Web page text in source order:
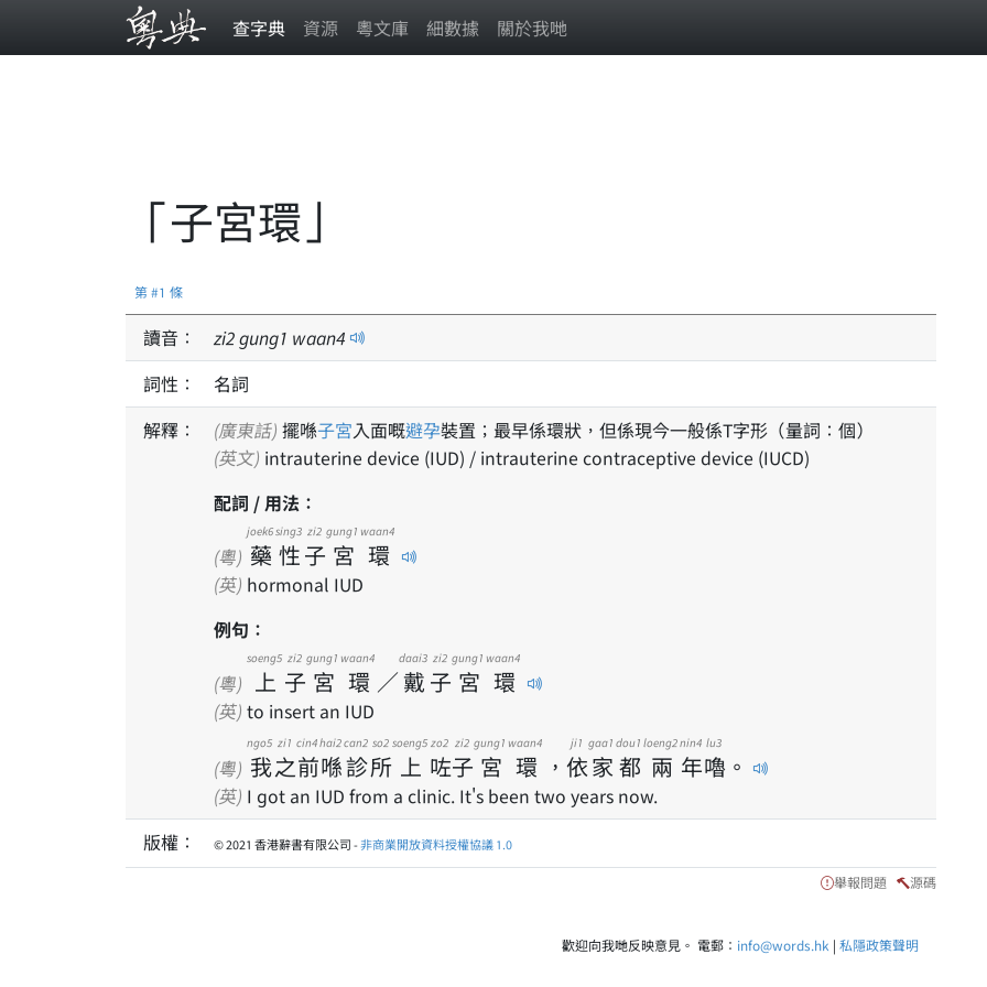
查字典 資源 粵文庫 細數據 關於我哋
「子宮環」
第 #1 條
讀音： zi2gung1 waan4
詞性：
名詞
解釋：
(廣東話) 擺喺子宮入面嘅避孕裝置；最早係環狀，但係現今一般係T字形（量詞：個）
(英文) intrauterine device (IUD) / intrauterine contraceptive device (IUCD)
配詞 / 用法：
(粵) 藥
joek6
性
sing3
子
zi2
宮
gung1
環
waan4
(英) hormonal IUD
例句：
(粵) 上
soeng5
子
zi2
宮
gung1
環
waan4
／戴
daai3
子
zi2
宮
gung1
環
waan4
(英) to insert an IUD
(粵) 我
ngo5
之
zi1
前
cin4
喺
hai2
診
can2
所
so2
上
soeng5
咗
zo2
子
zi2
宮
gung1
環
waan4
， 依
ji1
家
gaa1
都
dou1
兩
loeng2
年
nin4
嚕
lu3
。
(英) I got an IUD from a clinic. It's been two years now.
版權：
© 2021 香港辭書有限公司 -非商業開放資料授權協議 1.0
舉報問題 源碼
歡迎向我哋反映意見。 電郵： info@words.hk | 私隱政策聲明